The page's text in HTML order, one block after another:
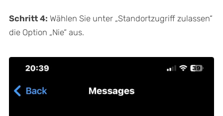
Schritt 4: Wählen Sie unter „Standortzugriff zulassen“
die Option „Nie“ aus.